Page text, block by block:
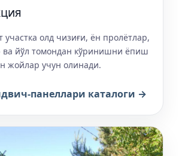
участка олд чизиғи, ён пролётлар,
ва йўл томондан кўринишни ёпиш
жойлар учун олинади.
панеллари каталоги →